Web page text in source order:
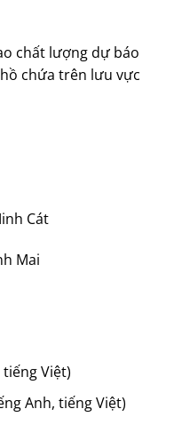
chất lượng dự báo
chứa trên lưu vực
Cát
Việt)
Anh, tiếng Việt)